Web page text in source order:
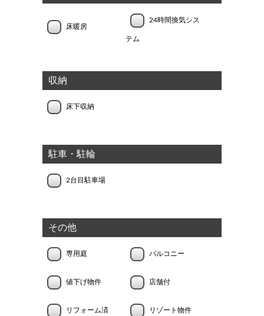
床暖房
24時間換気シス
テム
収納
床下収納
駐車・駐輪
2台目駐車場
その他
専用庭 バルコニー
値下げ物件 店舗付
リフォーム済 リゾート物件